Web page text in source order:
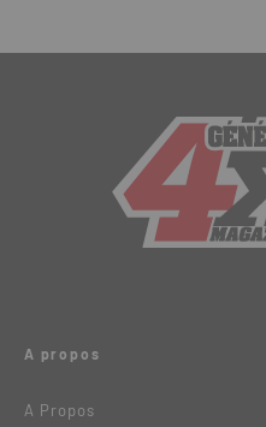
A propos
A Propos